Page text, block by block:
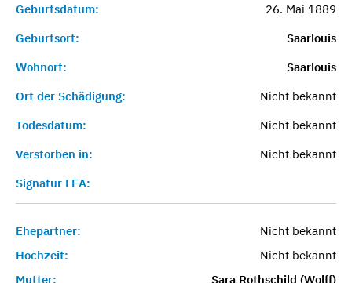
Geburtsdatum:
26. Mai 1889
Geburtsort:
Saarlouis
Wohnort:
Saarlouis
Ort der Schädigung:
Nicht bekannt
Todesdatum:
Nicht bekannt
Verstorben in:
Nicht bekannt
Signatur LEA:
Ehepartner:
Nicht bekannt
Hochzeit:
Nicht bekannt
Mutter:
Sara Rothschild (Wolff)